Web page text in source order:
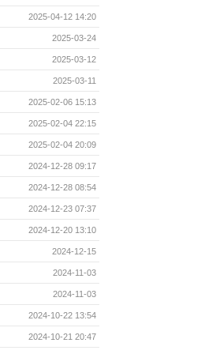
2025-04-12 14:20
2025-03-24
2025-03-12
2025-03-11
2025-02-06 15:13
2025-02-04 22:15
2025-02-04 20:09
2024-12-28 09:17
2024-12-28 08:54
2024-12-23 07:37
2024-12-20 13:10
2024-12-15
2024-11-03
2024-11-03
2024-10-22 13:54
2024-10-21 20:47